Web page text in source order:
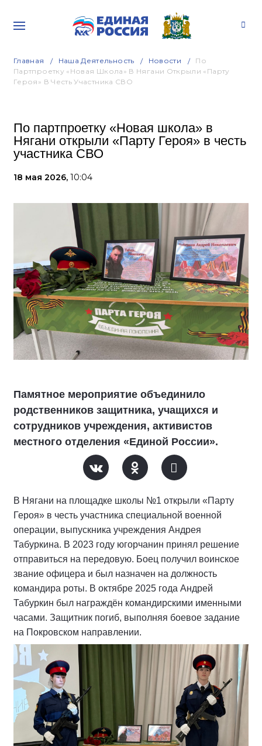
Главная Наша Деятельность Новости
По
Партпроетку «Новая Школа» В Нягани Открыли «Парту
Героя» В Честь Участника СВО
По партпроетку «Новая школа» в
Нягани открыли «Парту Героя» в честь
участника СВО
18 мая 2026, 10:04
Памятное мероприятие объединило
родственников защитника, учащихся и
сотрудников учреждения, активистов
местного отделения «Единой России».
В Нягани на площадке школы №1 открыли «Парту
Героя» в честь участника специальной военной
операции, выпускника учреждения Андрея
Табуркина. В 2023 году югорчанин принял решение
отправиться на передовую. Боец получил воинское
звание офицера и был назначен на должность
командира роты. В октябре 2025 года Андрей
Табуркин был награждён командирскими именными
часами. Защитник погиб, выполняя боевое задание
на Покровском направлении.